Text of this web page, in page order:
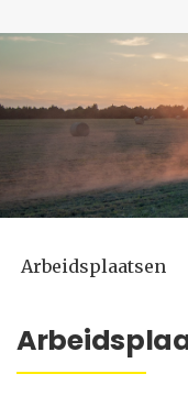
Arbeidsplaatsen